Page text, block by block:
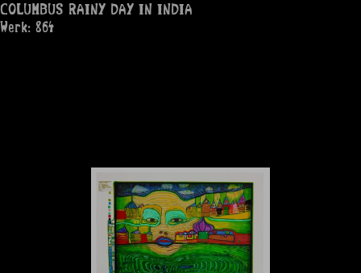
COLUMBUS RAINY DAY IN INDIA
Werk: 864